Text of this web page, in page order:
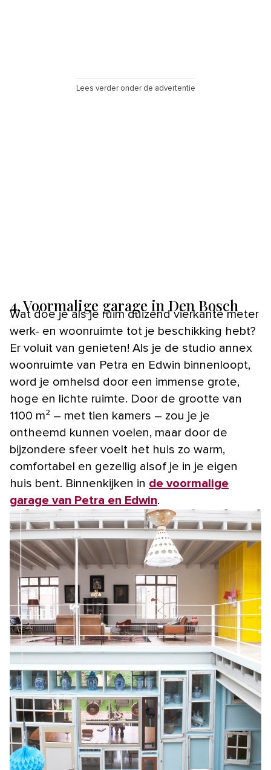
Lees verder onder de advertentie
4. Voormalige garage in Den Bosch
Wat doe je als je ruim duizend vierkante meter
werk- en woonruimte tot je beschikking hebt?
Er voluit van genieten! Als je de studio annex
woonruimte van Petra en Edwin binnenloopt,
word je omhelsd door een immense grote,
hoge en lichte ruimte. Door de grootte van
1100 m² – met tien kamers – zou je je
ontheemd kunnen voelen, maar door de
bijzondere sfeer voelt het huis zo warm,
comfortabel en gezellig alsof je in je eigen
huis bent. Binnenkijken in de voormalige
garage van Petra en Edwin.